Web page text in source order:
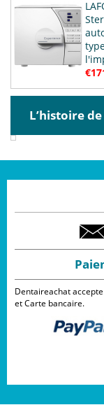
L’histoire
Dentaireachat
et Carte bancaire.